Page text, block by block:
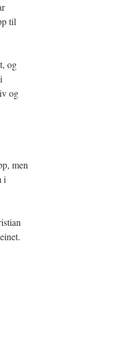
til
og
og
men
i